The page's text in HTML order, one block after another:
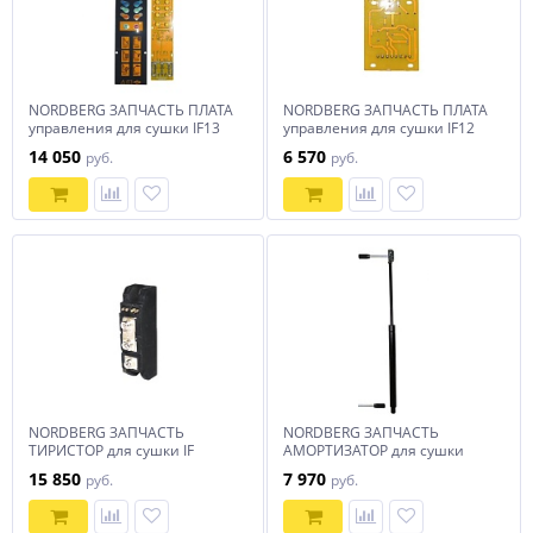
NORDBERG ЗАПЧАСТЬ ПЛАТА
управления для сушки IF13
14 050 руб.
NORDBERG ЗАПЧАСТЬ ПЛАТА
управления для сушки IF12
6 570 руб.
NORDBERG ЗАПЧАСТЬ
ТИРИСТОР для сушки IF
15 850 руб.
NORDBERG ЗАПЧАСТЬ
АМОРТИЗАТОР для сушки
7 970 руб.